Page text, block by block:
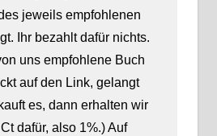
jeweils empfohlenen
Ihr bezahlt dafür nichts.
uns empfohlene Buch
auf den Link, gelangt
es, dann erhalten wir
dafür, also 1%.) Auf